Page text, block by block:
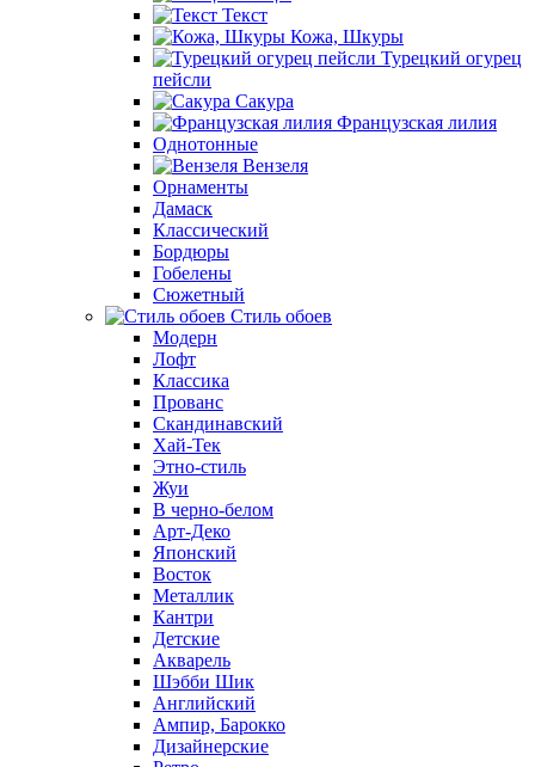
Текст
Кожа, Шкуры
Турецкий огурец
пейсли
Сакура
Французская лилия
Однотонные
Вензеля
Орнаменты
Дамаск
Классический
Бордюры
Гобелены
Сюжетный
Стиль обоев
Модерн
Лофт
Классика
Прованс
Скандинавский
Хай-Тек
Этно-стиль
Жуи
В черно-белом
Арт-Деко
Японский
Восток
Металлик
Кантри
Детские
Акварель
Шэбби Шик
Английский
Ампир, Барокко
Дизайнерские